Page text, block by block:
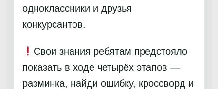
одноклассники и друзья
конкурсантов.
Свои знания ребятам предстояло
показать в ходе четырёх этапов —
разминка, найди ошибку, кроссворд и